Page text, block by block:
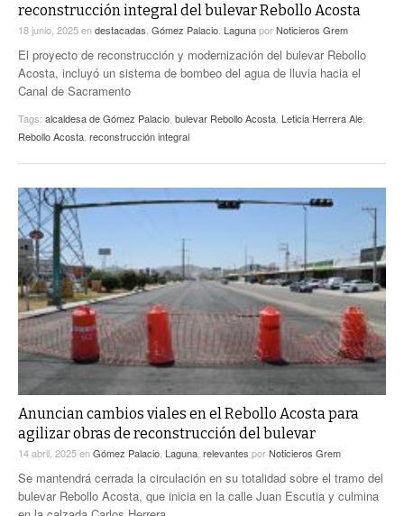
ENTRE LAGUNEROS
PULSO
LA MEJOR INFORMACIÓN
reconstrucción integral del bulevar Rebollo Acosta
18 junio, 2025endestacadas Gómez Palacio LagunaporNoticieros Grem
El proyecto de reconstrucción y modernización del bulevar Rebollo
Acosta, incluyó un sistema de bombeo del agua de lluvia hacia el
Canal de Sacramento
Tags: alcaldesa de Gómez Palacio bulevar Rebollo Acosta Leticia Herrera Ale
Rebollo Acosta reconstrucción integral
Anuncian cambios viales en el Rebollo Acosta para
agilizar obras de reconstrucción del bulevar
14 abril, 2025enGómez Palacio Laguna relevantes porNoticieros Grem
Se mantendrá cerrada la circulación en su totalidad sobre el tramo del
bulevar Rebollo Acosta, que inicia en la calle Juan Escutia y culmina